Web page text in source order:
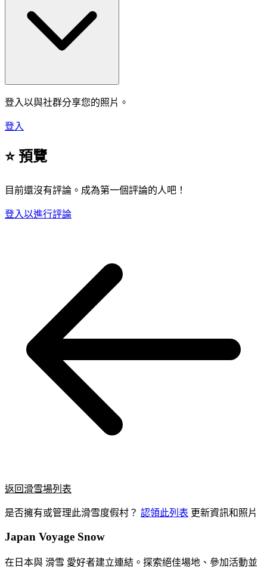
登入以與社群分享您的照片。
登入
⭐ 預覽
目前還沒有評論。成為第一個評論的人吧！
登入以進行評論
返回滑雪場列表
是否擁有或管理此滑雪度假村？ 認領此列表 更新資訊和照片
Japan Voyage Snow
在日本與 滑雪 愛好者建立連結。探索絕佳場地、參加活動並